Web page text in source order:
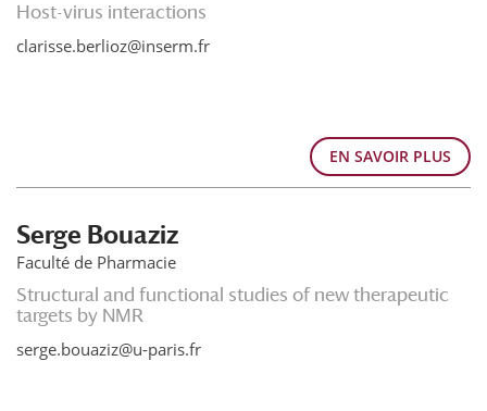
Host-virus interactions
clarisse.berlioz@inserm.fr
EN SAVOIR PLUS
Serge Bouaziz
Faculté de Pharmacie
Structural and functional studies of new therapeutic
targets by NMR
serge.bouaziz@u-paris.fr